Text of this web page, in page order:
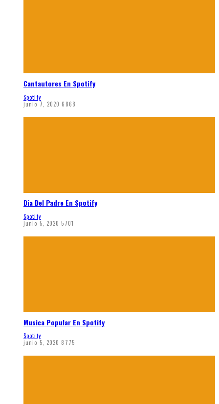
Cantautores En Spotify
Spotify
junio 7, 2020 6868
Dia Del Padre En Spotify
Spotify
junio 5, 2020 5701
Musica Popular En Spotify
Spotify
junio 5, 2020 8775